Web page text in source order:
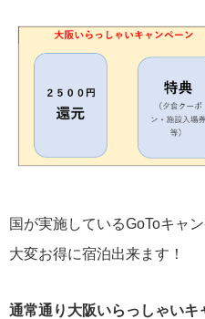
国が実施しているGoToキャ
大変お得に宿泊出来ます！
通常通り大阪いらっしゃいキ